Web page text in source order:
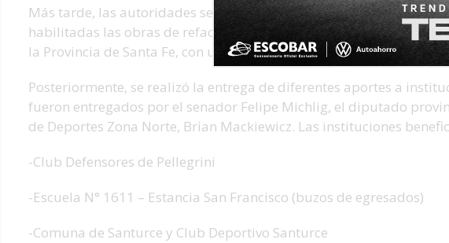
Más tarde, las autoridades se trasladaron hasta los sanitarios del
habilitadas las obras de refacción y mejoras edilicias, realizadas
la Provincia de Santa Fe, con una inversión de $20.000.000.
Posteriormente, se realizó la entrega de diferentes aportes a
fueron entregados por el senador Felipe Michlig, el diputado
de Deportes Zona Norte, Brian Mackiewicz. Las instituciones
-Club Defensores de Pellegrini
-Escuela N° 1611 – Estancia San Francisco (buzos de egresados)
-Comuna de Santurce y Club Deportivo Santurce